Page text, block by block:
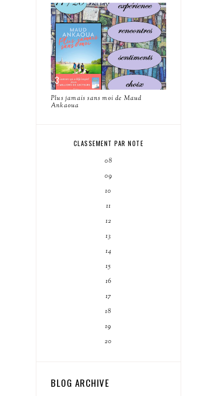
Plus jamais sans moi de Maud
Ankaoua
CLASSEMENT PAR NOTE
08
09
10
11
12
13
14
15
16
17
18
19
20
BLOG ARCHIVE